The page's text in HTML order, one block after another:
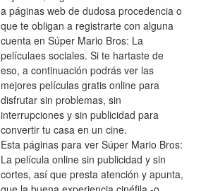
a páginas web de dudosa procedencia o
que te obligan a registrarte con alguna
cuenta en Súper Mario Bros: La
películaes sociales. Si te hartaste de
eso, a continuación podrás ver las
mejores películas gratis online para
disfrutar sin problemas, sin
interrupciones y sin publicidad para
convertir tu casa en un cine.
Esta páginas para ver Súper Mario Bros:
La película online sin publicidad y sin
cortes, así que presta atención y apunta,